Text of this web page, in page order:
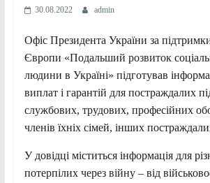
30.08.2022 admin
Офіс Президента України за
Європи «Подальший розвиток
людини в Україні» підготував
виплат і гарантій для постраждалих
службових, трудових, професійних
членів їхніх сімей, інших
У довідці міститься інформація для
потерпілих через війну – від